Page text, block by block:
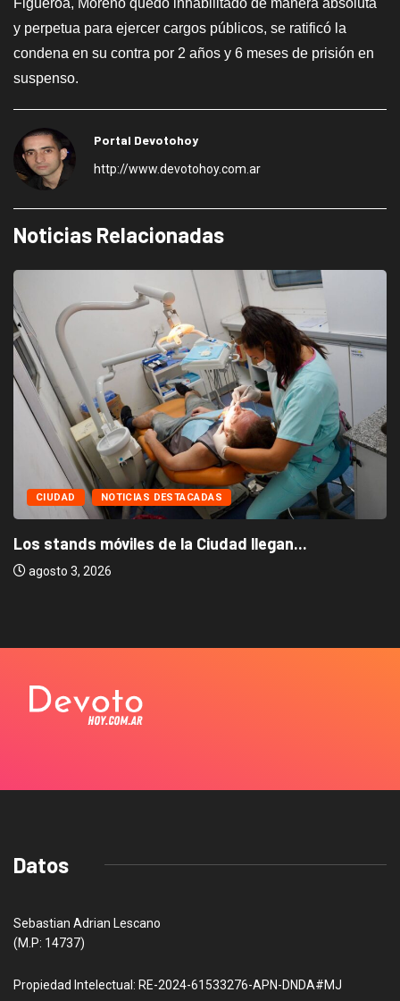
Figueroa, Moreno quedó inhabilitado de manera absoluta
y perpetua para ejercer cargos públicos, se ratificó la
condena en su contra por 2 años y 6 meses de prisión en
suspenso.
Portal Devotohoy
http://www.devotohoy.com.ar
Noticias Relacionadas
CIUDAD NOTICIAS DESTACADAS
Los stands móviles de la Ciudad llegan...
agosto 3, 2026
Datos
Sebastian Adrian Lescano
(M.P: 14737)
Propiedad Intelectual: RE-2024-61533276-APN-DNDA#MJ